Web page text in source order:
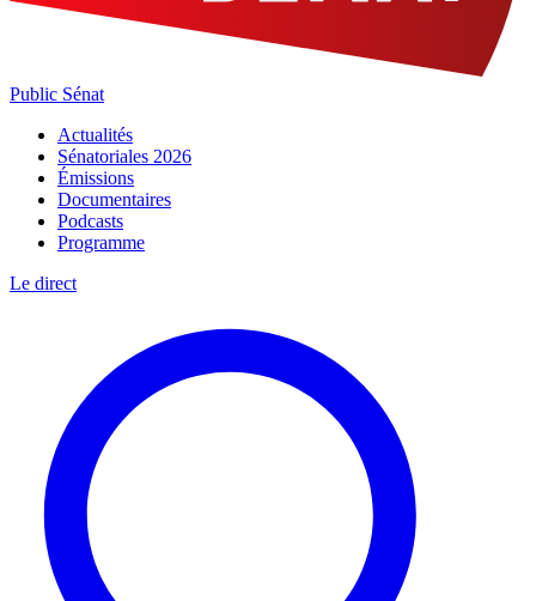
Public Sénat
Actualités
Sénatoriales 2026
Émissions
Documentaires
Podcasts
Programme
Le direct